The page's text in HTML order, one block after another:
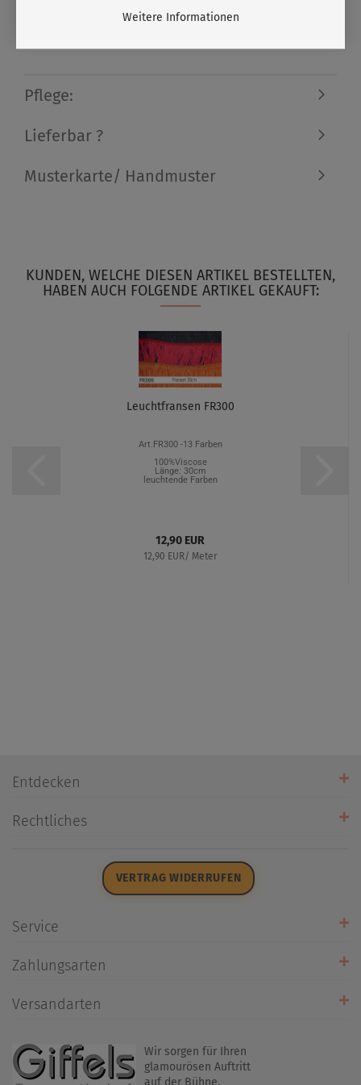
Weitere Informationen
Pflege:
Lieferbar ?
Musterkarte/ Handmuster
KUNDEN, WELCHE DIESEN ARTIKEL BESTELLTEN,
HABEN AUCH FOLGENDE ARTIKEL GEKAUFT:
Leuchtfransen FR300
Art.FR300 -13 Farben
100%Viscose
Länge: 30cm
leuchtende Farben
12,90 EUR
12,90 EUR/ Meter
Entdecken
Öffnungszeiten
Rechtliches
VERTRAG WIDERRUFEN
Service
Rückrufservice
Umtausch/Rücksendung
Zahlungsarten
Versandarten
Wir sorgen für Ihren
glamourösen Auftritt
auf der Bühne.